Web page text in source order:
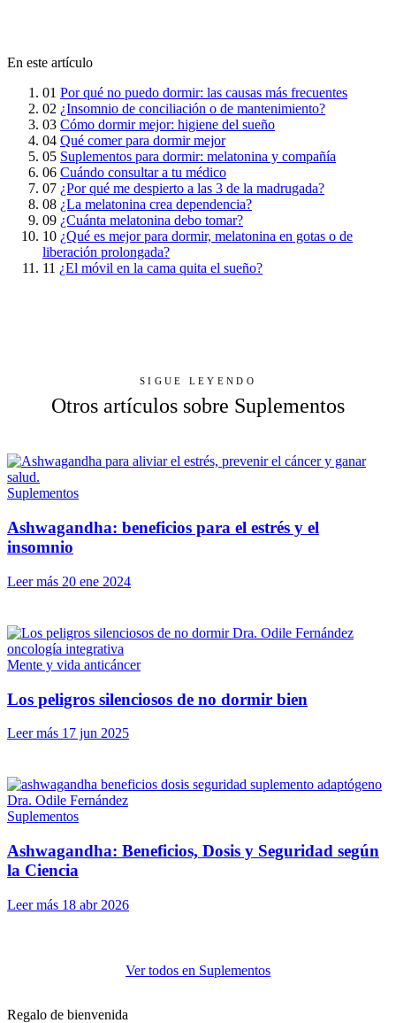
En este artículo
01 Por qué no puedo dormir: las causas más frecuentes
02 ¿Insomnio de conciliación o de mantenimiento?
03 Cómo dormir mejor: higiene del sueño
04 Qué comer para dormir mejor
05 Suplementos para dormir: melatonina y compañía
06 Cuándo consultar a tu médico
07 ¿Por qué me despierto a las 3 de la madrugada?
08 ¿La melatonina crea dependencia?
09 ¿Cuánta melatonina debo tomar?
10 ¿Qué es mejor para dormir, melatonina en gotas o de
liberación prolongada?
11 ¿El móvil en la cama quita el sueño?
SIGUE LEYENDO
Otros artículos sobre Suplementos
Suplementos
Ashwagandha: beneficios para el estrés y el
insomnio
Leer más 20 ene 2024
Mente y vida anticáncer
Los peligros silenciosos de no dormir bien
Leer más 17 jun 2025
Suplementos
Ashwagandha: Beneficios, Dosis y Seguridad según
la Ciencia
Leer más 18 abr 2026
Ver todos en Suplementos
Regalo de bienvenida